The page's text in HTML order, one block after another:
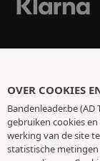
OVER COOKIES
Bandenleader.be (AD
gebruiken cookies
werking van de site
statistische